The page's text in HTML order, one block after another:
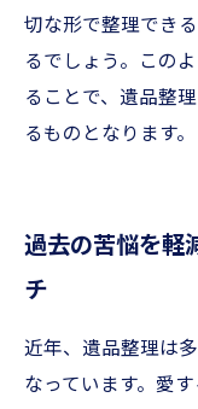
切な形で整理でき
るでしょう。この
ることで、遺品整
るものとなります。
過去の苦悩を軽
チ
近年、遺品整理は
なっています。愛